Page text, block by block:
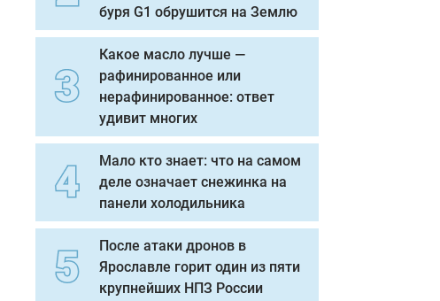
буря G1 обрушится на Землю
Какое масло лучше —
рафинированное или
нерафинированное: ответ
удивит многих
Мало кто знает: что на самом
деле означает снежинка на
панели холодильника
После атаки дронов в
Ярославле горит один из пяти
крупнейших НПЗ России